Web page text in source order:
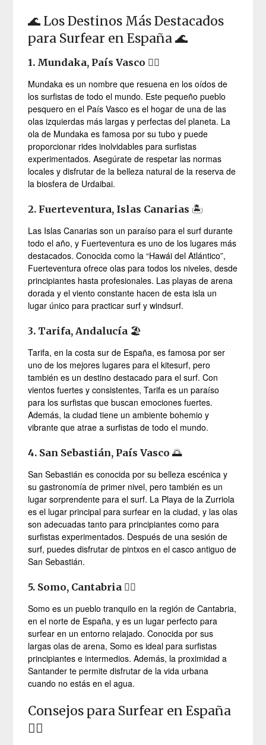
🌊 Los Destinos Más Destacados
para Surfear en España 🌊
1. Mundaka, País Vasco 🏄‍♀️
Mundaka es un nombre que resuena en los oídos de
los surfistas de todo el mundo. Este pequeño pueblo
pesquero en el País Vasco es el hogar de una de las
olas izquierdas más largas y perfectas del planeta. La
ola de Mundaka es famosa por su tubo y puede
proporcionar rides inolvidables para surfistas
experimentados. Asegúrate de respetar las normas
locales y disfrutar de la belleza natural de la reserva de
la biosfera de Urdaibai.
2. Fuerteventura, Islas Canarias 🏝️
Las Islas Canarias son un paraíso para el surf durante
todo el año, y Fuerteventura es uno de los lugares más
destacados. Conocida como la “Hawái del Atlántico”,
Fuerteventura ofrece olas para todos los niveles, desde
principiantes hasta profesionales. Las playas de arena
dorada y el viento constante hacen de esta isla un
lugar único para practicar surf y windsurf.
3. Tarifa, Andalucía 🏖️
Tarifa, en la costa sur de España, es famosa por ser
uno de los mejores lugares para el kitesurf, pero
también es un destino destacado para el surf. Con
vientos fuertes y consistentes, Tarifa es un paraíso
para los surfistas que buscan emociones fuertes.
Además, la ciudad tiene un ambiente bohemio y
vibrante que atrae a surfistas de todo el mundo.
4. San Sebastián, País Vasco 🌅
San Sebastián es conocida por su belleza escénica y
su gastronomía de primer nivel, pero también es un
lugar sorprendente para el surf. La Playa de la Zurriola
es el lugar principal para surfear en la ciudad, y las olas
son adecuadas tanto para principiantes como para
surfistas experimentados. Después de una sesión de
surf, puedes disfrutar de pintxos en el casco antiguo de
San Sebastián.
5. Somo, Cantabria 🏄‍♂️
Somo es un pueblo tranquilo en la región de Cantabria,
en el norte de España, y es un lugar perfecto para
surfear en un entorno relajado. Conocida por sus
largas olas de arena, Somo es ideal para surfistas
principiantes e intermedios. Además, la proximidad a
Santander te permite disfrutar de la vida urbana
cuando no estás en el agua.
Consejos para Surfear en España
🏄‍♀️